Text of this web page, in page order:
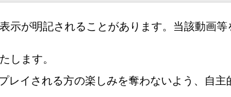
が明記されることがあります。当該動画
します。
イされる方の楽しみを奪わないよう、自